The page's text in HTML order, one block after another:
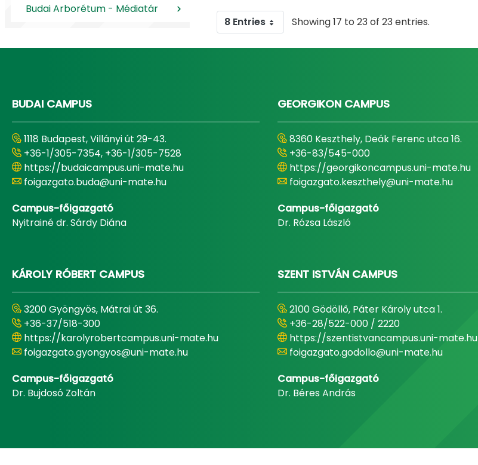
Budai Arborétum - Médiatár
8 Entries Showing 17 to 23 of 23 entries.
BUDAI CAMPUS
1118 Budapest, Villányi út 29-43.
+36-1/305-7354, +36-1/305-7528
https://budaicampus.uni-mate.hu
foigazgato.buda@uni-mate.hu
Campus-főigazgató
Nyitrainé dr. Sárdy Diána
GEORGIKON CAMPUS
8360 Keszthely, Deák Ferenc utca 16.
+36-83/545-000
https://georgikoncampus.uni-mate.hu
foigazgato.keszthely@uni-mate.hu
Campus-főigazgató
Dr. Rózsa László
KÁROLY RÓBERT CAMPUS
3200 Gyöngyös, Mátrai út 36.
+36-37/518-300
https://karolyrobertcampus.uni-mate.hu
foigazgato.gyongyos@uni-mate.hu
Campus-főigazgató
Dr. Bujdosó Zoltán
SZENT ISTVÁN CAMPUS
2100 Gödöllő, Páter Károly utca 1.
+36-28/522-000 / 2220
https://szentistvancampus.uni-mate.hu
foigazgato.godollo@uni-mate.hu
Campus-főigazgató
Dr. Béres András